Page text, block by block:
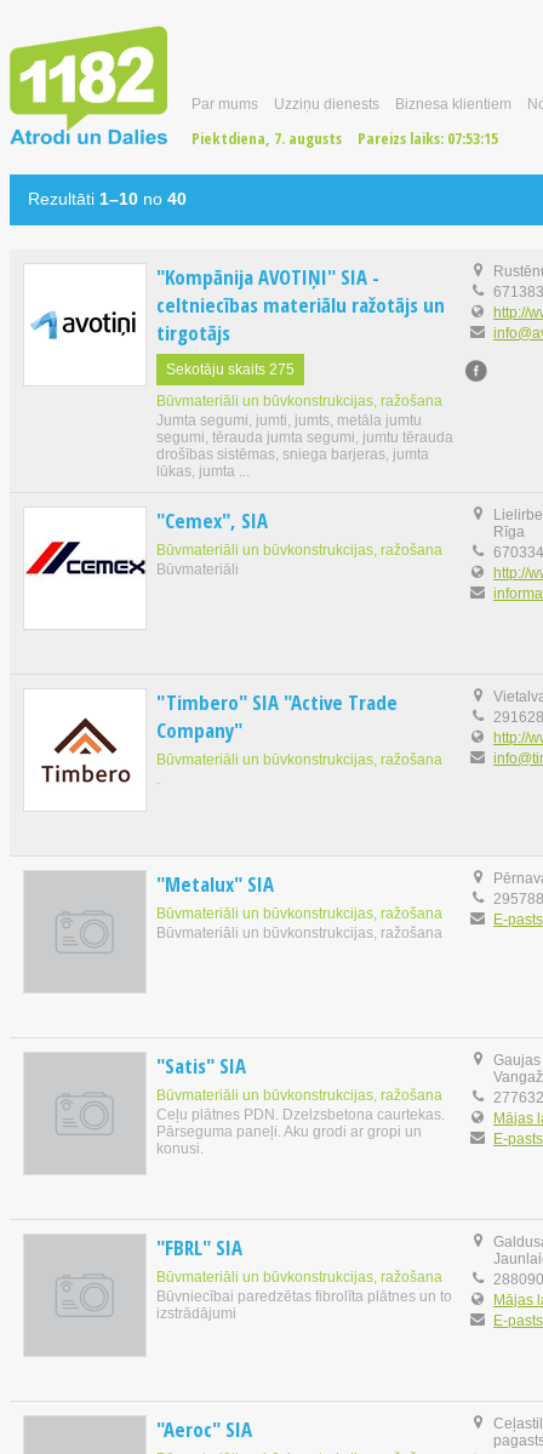
Par mums Uzziņu dienests Biznesa klientiem
Piektdiena, 7. augusts Pareizs laiks: 07:53:16
Rezultāti 1–10 no 40
"Kompānija AVOTIŅI" SIA -
celtniecības materiālu ražotājs un
tirgotājs
Sekotāju skaits 275
Būvmateriāli un būvkonstrukcijas, ražošana
Jumta segumi, jumti, jumts, metāla jumtu
segumi, tērauda jumta segumi, jumtu tērauda
drošības sistēmas, sniega barjeras, jumta
lūkas, jumta ...
http://
"Cemex", SIA
Būvmateriāli un būvkonstrukcijas, ražošana
Būvmateriāli
Rīga
http://
"Timbero" SIA "Active Trade
Company"
Būvmateriāli un būvkonstrukcijas, ražošana
.
http://
"Metalux" SIA
Būvmateriāli un būvkonstrukcijas, ražošana
Būvmateriāli un būvkonstrukcijas, ražošana
E-pasts
"Satis" SIA
Būvmateriāli un būvkonstrukcijas, ražošana
Ceļu plātnes PDN. Dzelzsbetona caurtekas.
Pārseguma paneļi. Aku grodi ar gropi un
konusi.
Mājas
E-pasts
"FBRL" SIA
Būvmateriāli un būvkonstrukcijas, ražošana
Būvniecībai paredzētas fibrolīta plātnes un to
izstrādājumi
Mājas
E-pasts
"Aeroc" SIA